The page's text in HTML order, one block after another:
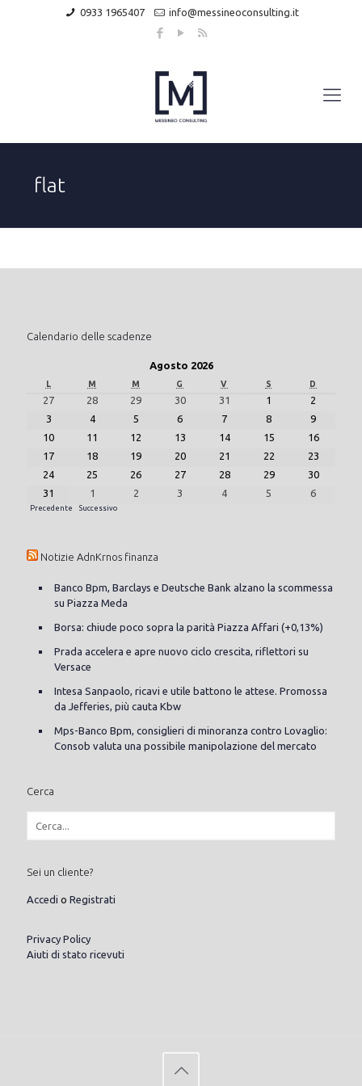
0933 1965407 info@messineoconsulting.it
flat
Calendario delle scadenze
Agosto 2026
L M M G V S D
27 28 29 30 31 1
2
3
4 5 6 7 8
9
10
11 12 13 14 15
16
17
18 19 20 21 22
23
24
25 26 27 28 29
30
31
1 2 3 4 5 6
Precedente Successivo
Notizie AdnKrnos finanza
Banco Bpm, Barclays e Deutsche Bank alzano la scommessa
su Piazza Meda
Borsa: chiude poco sopra la parità Piazza Affari (+0,13%)
Prada accelera e apre nuovo ciclo crescita, riflettori su
Versace
Intesa Sanpaolo, ricavi e utile battono le attese. Promossa
da Jefferies, più cauta Kbw
Mps-Banco Bpm, consiglieri di minoranza contro Lovaglio:
Consob valuta una possibile manipolazione del mercato
Cerca
Sei un cliente?
Accedi o Registrati
Privacy Policy
Aiuti di stato ricevuti